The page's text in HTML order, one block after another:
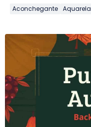
Aconchegante Aquarela